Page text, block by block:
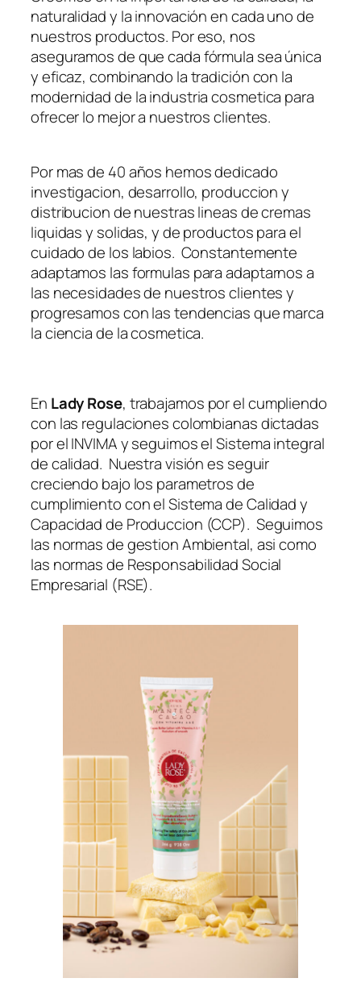
naturalidad y la innovación en cada uno de
nuestros productos. Por eso, nos
aseguramos de que cada fórmula sea única
y eficaz, combinando la tradición con la
modernidad de la industria cosmetica para
ofrecer lo mejor a nuestros clientes.
Por mas de 40 años hemos dedicado
investigacion, desarrollo, produccion y
distribucion de nuestras lineas de cremas
liquidas y solidas, y de productos para el
cuidado de los labios. Constantemente
adaptamos las formulas para adaptarnos a
las necesidades de nuestros clientes y
progresamos con las tendencias que marca
la ciencia de la cosmetica.
En Lady Rose, trabajamos por el cumpliendo
con las regulaciones colombianas dictadas
por el INVIMA y seguimos el Sistema integral
de calidad. Nuestra visión es seguir
creciendo bajo los parametros de
cumplimiento con el Sistema de Calidad y
Capacidad de Produccion (CCP). Seguimos
las normas de gestion Ambiental, asi como
las normas de Responsabilidad Social
Empresarial (RSE).